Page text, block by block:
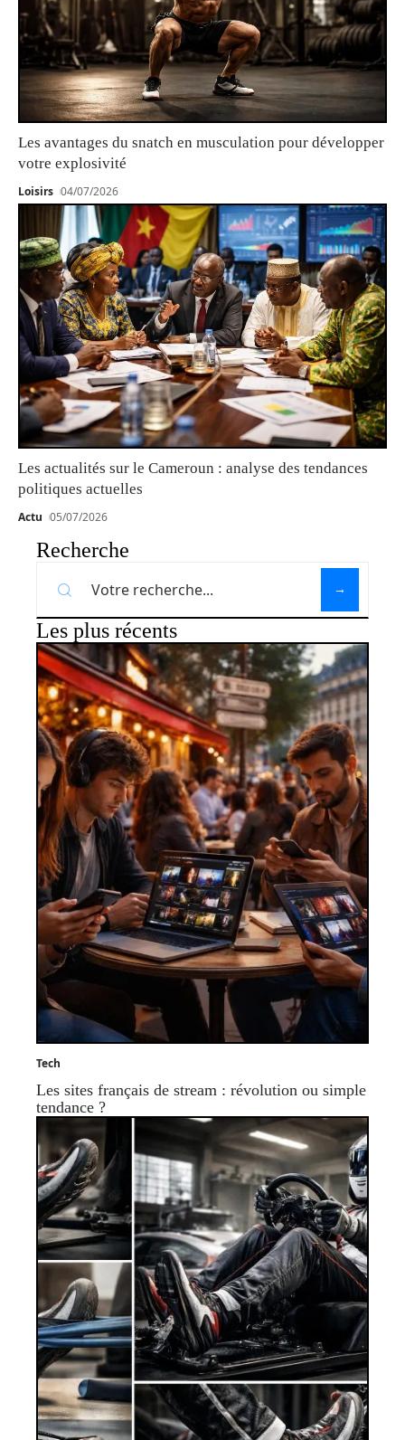
Les avantages du snatch en musculation pour développer
votre explosivité
Loisirs 04/07/2026
Les actualités sur le Cameroun : analyse des tendances
politiques actuelles
Actu 05/07/2026
Recherche
Les plus récents
Tech
Les sites français de stream : révolution ou simple
tendance ?